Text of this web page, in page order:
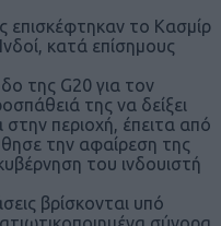
επισκέφτηκαν το Κασμίρ
κατά επίσημους
της G20 για τον
της να δείξει
περιοχή, έπειτα από
την αφαίρεση της
του ινδουιστή
βρίσκονται υπό